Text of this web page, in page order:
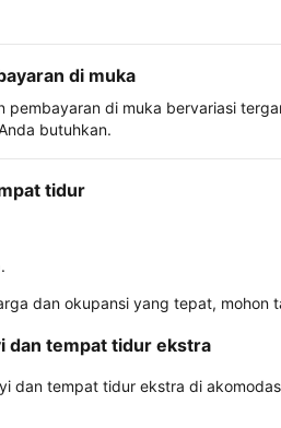
di muka
pembayaran di muka bervariasi
butuhkan.
tidur
dan okupansi yang tepat,
dan tempat tidur ekstra
dan tempat tidur ekstra di